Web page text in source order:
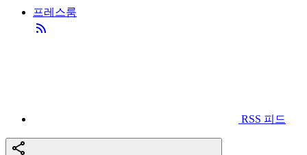
프레스룸
RSS 피드